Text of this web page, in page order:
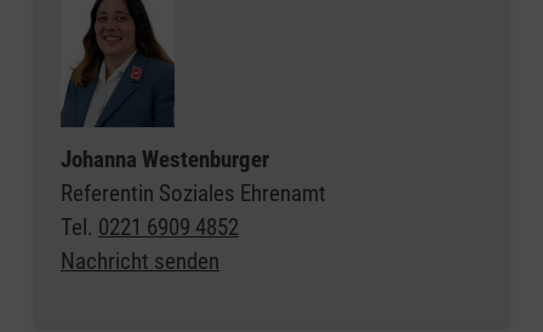
Johanna Westenburger
Referentin Soziales Ehrenamt
Tel. 0221 6909 4852
Nachricht senden